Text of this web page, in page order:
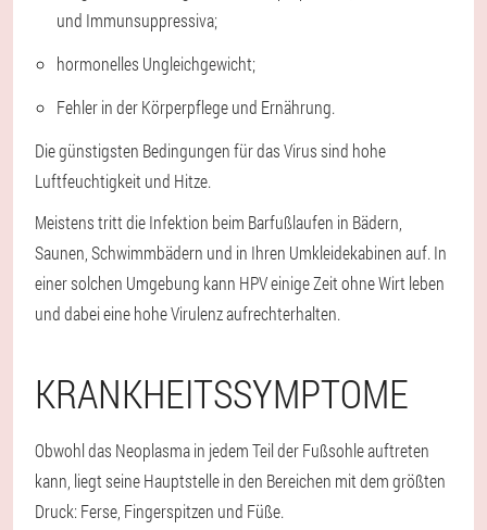
und Immunsuppressiva;
hormonelles Ungleichgewicht;
Fehler in der Körperpflege und Ernährung.
Die günstigsten Bedingungen für das Virus sind hohe
Luftfeuchtigkeit und Hitze.
Meistens tritt die Infektion beim Barfußlaufen in Bädern,
Saunen, Schwimmbädern und in Ihren Umkleidekabinen auf. In
einer solchen Umgebung kann HPV einige Zeit ohne Wirt leben
und dabei eine hohe Virulenz aufrechterhalten.
KRANKHEITSSYMPTOME
Obwohl das Neoplasma in jedem Teil der Fußsohle auftreten
kann, liegt seine Hauptstelle in den Bereichen mit dem größten
Druck: Ferse, Fingerspitzen und Füße.